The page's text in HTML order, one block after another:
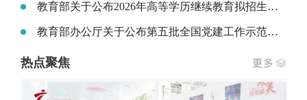
教育部关于公布2026年高等学历继续教育拟招生专业备案结果和校外教学点设置备案结果的通知
教育部办公厅关于公布第五批全国党建工作示范高校、标杆院系、样板支部培育创建单位名单的通知
热点聚焦